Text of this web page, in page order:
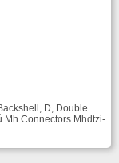
D, Double
Mh Connectors Mhdtzi-